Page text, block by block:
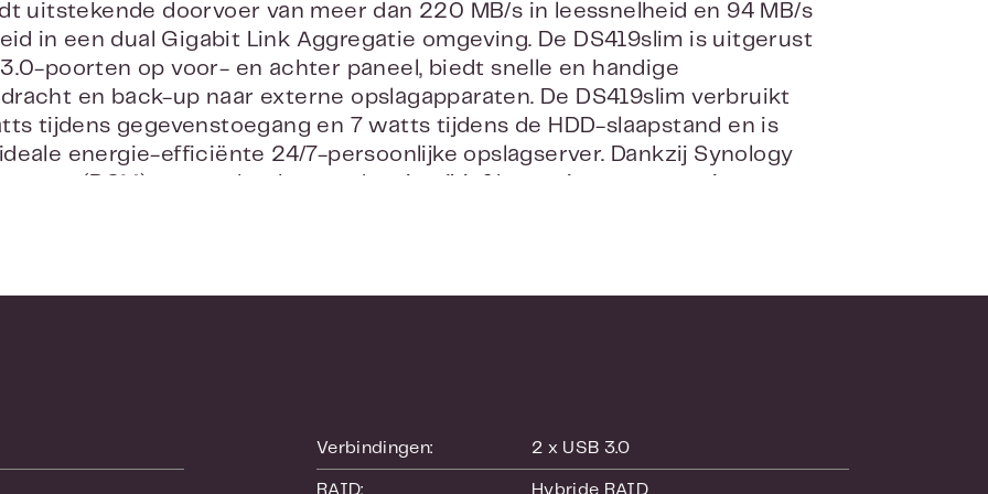
uitstekende doorvoer van meer dan 220 MB/s in leessnelheid en 94 MB/s
in een dual Gigabit Link Aggregatie omgeving. De DS419slim is uitgerust
3.0-poorten op voor- en achter paneel, biedt snelle en handige
en back-up naar externe opslagapparaten. De DS419slim verbruikt
tijdens gegevenstoegang en 7 watts tijdens de HDD-slaapstand en is
energie-efficiënte 24/7-persoonlijke opslagserver. Dankzij Synology
en gereed om van home entertainment te genieten.
ondersteunt uitgebreide netwerkprotocollen en kan naadloos
DS419slim toe om snel en moeiteloos in een bestaande
met uw eigen DiskStation thuis.
upoplossingen
Verbindingen: 2 x USB 3.0
RAID: Hybride RAID